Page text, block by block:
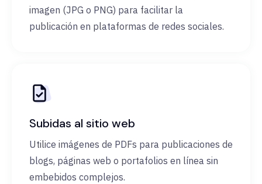
imagen (JPG o PNG) para facilitar la
publicación en plataformas de redes sociales.
Subidas al sitio web
Utilice imágenes de PDFs para publicaciones de
blogs, páginas web o portafolios en línea sin
embebidos complejos.